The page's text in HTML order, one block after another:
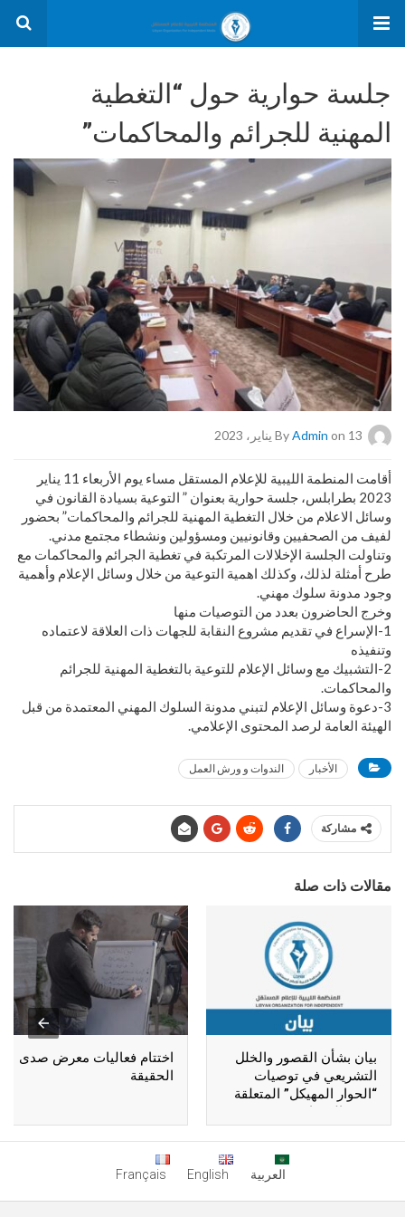
جلسة حوارية حول “التغطية
المهنية للجرائم والمحاكمات”
By Admin on 13 يناير، 2023
أقامت المنطمة الليبية للإعلام المستقل مساء يوم الأربعاء 11 يناير
2023 بطرابلس، جلسة حوارية بعنوان ” التوعية بسيادة القانون في
وسائل الاعلام من خلال التغطية المهنية للجرائم والمحاكمات” بحضور
لفيف من الصحفيين وقانونيين ومسؤولين ونشطاء مجتمع مدني.
وتناولت الجلسة الإخلالات المرتكبة في تغطية الجرائم والمحاكمات مع
طرح أمثلة لذلك، وكذلك اهمية التوعية من خلال وسائل الإعلام وأهمية
وجود مدونة سلوك مهني.
وخرج الحاضرون بعدد من التوصيات منها
1-الإسراع في تقديم مشروع النقابة للجهات ذات العلاقة لاعتماده
وتنفيذه
2-التشبيك مع وسائل الإعلام للتوعية بالتغطية المهنية للجرائم
والمحاكمات.
3-دعوة وسائل الإعلام لتبني مدونة السلوك المهني المعتمدة من قبل
الهيئة العامة لرصد المحتوى الإعلامي.
الأخبار الندوات و ورش العمل
مشاركة
مقالات ذات صلة
بيان بشأن القصور والخلل
التشريعي في توصيات
“الحوار المهيكل” المتعلقة
بحرية الصحافة
اختتام فعاليات معرض صدى
الحقيقة
العربية English
Français